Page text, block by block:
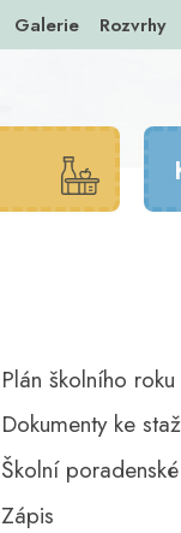
Galerie Rozvrhy
Plán školního roku
Dokumenty ke
Školní
Zápis